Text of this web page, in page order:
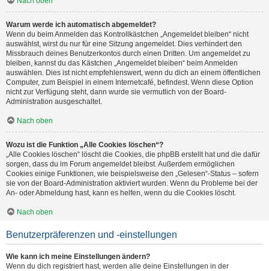
Warum werde ich automatisch abgemeldet?
Wenn du beim Anmelden das Kontrollkästchen „Angemeldet bleiben“ nicht
auswählst, wirst du nur für eine Sitzung angemeldet. Dies verhindert den
Missbrauch deines Benutzerkontos durch einen Dritten. Um angemeldet zu
bleiben, kannst du das Kästchen „Angemeldet bleiben“ beim Anmelden
auswählen. Dies ist nicht empfehlenswert, wenn du dich an einem öffentlichen
Computer, zum Beispiel in einem Internetcafé, befindest. Wenn diese Option
nicht zur Verfügung steht, dann wurde sie vermutlich von der Board-
Administration ausgeschaltet.
Nach oben
Wozu ist die Funktion „Alle Cookies löschen“?
„Alle Cookies löschen“ löscht die Cookies, die phpBB erstellt hat und die dafür
sorgen, dass du im Forum angemeldet bleibst. Außerdem ermöglichen
Cookies einige Funktionen, wie beispielsweise den „Gelesen“-Status – sofern
sie von der Board-Administration aktiviert wurden. Wenn du Probleme bei der
An- oder Abmeldung hast, kann es helfen, wenn du die Cookies löscht.
Nach oben
Benutzerpräferenzen und -einstellungen
Wie kann ich meine Einstellungen ändern?
Wenn du dich registriert hast, werden alle deine Einstellungen in der